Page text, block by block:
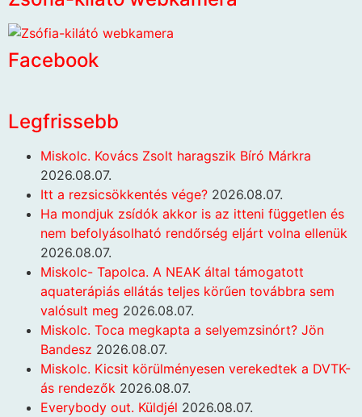
Facebook
Legfrissebb
Miskolc. Kovács Zsolt haragszik Bíró Márkra
2026.08.07.
Itt a rezsicsökkentés vége? 2026.08.07.
Ha mondjuk zsídók akkor is az itteni független és
nem befolyásolható rendőrség eljárt volna ellenük
2026.08.07.
Miskolc- Tapolca. A NEAK által támogatott
aquaterápiás ellátás teljes körűen továbbra sem
valósult meg 2026.08.07.
Miskolc. Toca megkapta a selyemzsinórt? Jön
Bandesz 2026.08.07.
Miskolc. Kicsit körülményesen verekedtek a DVTK-
ás rendezők 2026.08.07.
Everybody out. Küldjél 2026.08.07.